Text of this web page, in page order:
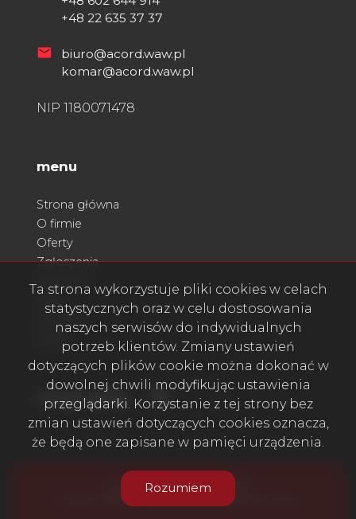
+48 22 635 37 37
biuro@acord.waw.pl
komar@acord.waw.pl
NIP 1180071478
menu
Strona główna
O firmie
Oferty
Zgłoszenia
Kontakt
social media Facebook
Acord Nieruchomości © 2026
Program dla biur nieruchomości
Galactica Virgo
Ta strona wykorzystuje pliki cookies w celach
statystycznych oraz w celu dostosowania
naszych serwisów do indywidualnych
potrzeb klientów. Zmiany ustawień
dotyczących plików cookie można dokonać w
dowolnej chwili modyfikując ustawienia
przeglądarki. Korzystanie z tej strony bez
zmian ustawień dotyczących cookies oznacza,
że będą one zapisane w pamięci urządzenia.
Rozumiem